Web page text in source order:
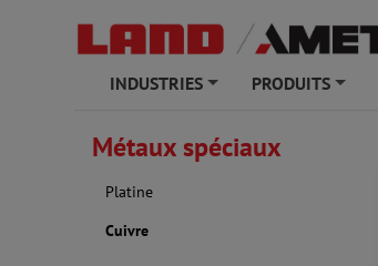
INDUSTRIES PRODUITS
Métaux spéciaux
Platine
Cuivre